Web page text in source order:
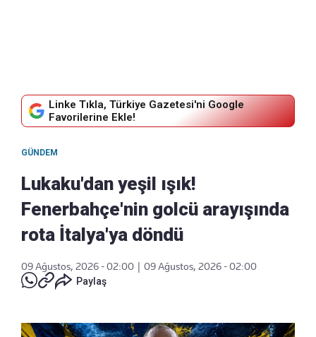
Linke Tıkla, Türkiye Gazetesi'ni Google
Favorilerine Ekle!
GÜNDEM
Lukaku'dan yeşil ışık!
Fenerbahçe'nin golcü arayışında
rota İtalya'ya döndü
09 Ağustos, 2026 - 02:00
09 Ağustos, 2026 - 02:00
Paylaş